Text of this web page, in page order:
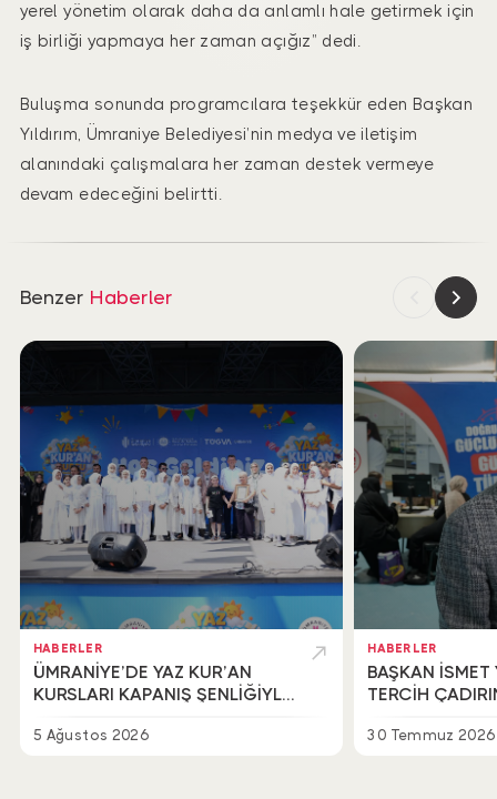
yerel yönetim olarak daha da anlamlı hale getirmek için
iş birliği yapmaya her zaman açığız” dedi.
Buluşma sonunda programcılara teşekkür eden Başkan
Yıldırım, Ümraniye Belediyesi’nin medya ve iletişim
alanındaki çalışmalara her zaman destek vermeye
devam edeceğini belirtti.
Benzer Haberler
HABERLER
ÜMRANİYE’DE YAZ KUR’AN
KURSLARI KAPANIŞ ŞENLİĞİYLE
5 Ağustos 2026
HABERLER
BAŞKAN İSMET
TERCİH
30 Temmuz 2026